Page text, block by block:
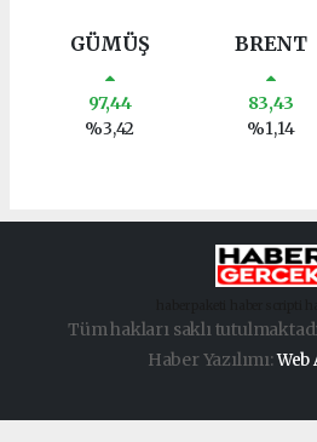
GÜMÜŞ
97,44
%3,42
BRENT
83,43
%1,14
Tüm hakları saklı
Haber Yazılımı:Web